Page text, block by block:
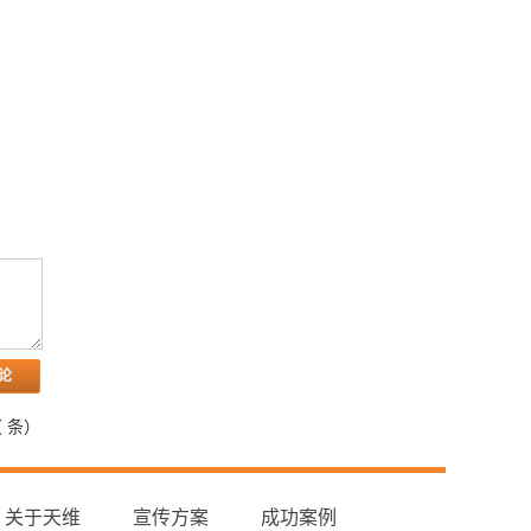
条）
关于天维 宣传方案 成功案例